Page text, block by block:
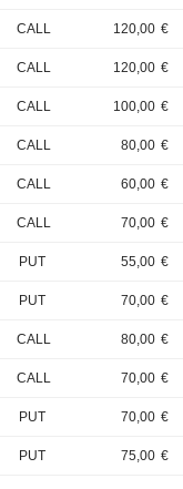
CALL 120,00 €
CALL 120,00 €
CALL 100,00 €
CALL 80,00 €
CALL 60,00 €
CALL 70,00 €
PUT 55,00 €
PUT 70,00 €
CALL 80,00 €
CALL 70,00 €
PUT 70,00 €
PUT 75,00 €